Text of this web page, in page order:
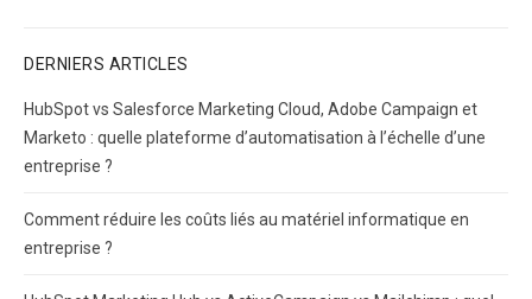
DERNIERS ARTICLES
HubSpot vs Salesforce Marketing Cloud, Adobe Campaign et
Marketo : quelle plateforme d’automatisation à l’échelle d’une
entreprise ?
Comment réduire les coûts liés au matériel informatique en
entreprise ?